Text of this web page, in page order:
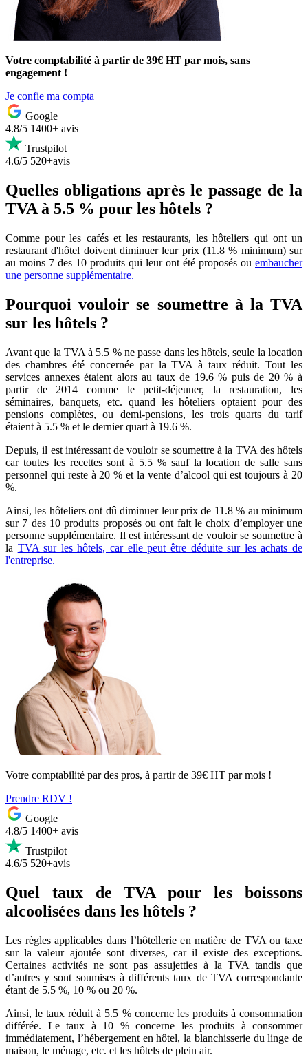
Votre comptabilité à partir de 39€ HT par mois, sans
engagement !
Je confie ma compta
Google
4.8/5 1400+ avis
Trustpilot
4.6/5 520+avis
Quelles obligations après le passage de la
TVA à 5.5 % pour les hôtels ?
Comme pour les cafés et les restaurants, les hôteliers qui ont un
restaurant d'hôtel doivent diminuer leur prix (11.8 % minimum) sur
au moins 7 des 10 produits qui leur ont été proposés ou embaucher
une personne supplémentaire.
Pourquoi vouloir se soumettre à la TVA
sur les hôtels ?
Avant que la TVA à 5.5 % ne passe dans les hôtels, seule la location
des chambres été concernée par la TVA à taux réduit. Tout les
services annexes étaient alors au taux de 19.6 % puis de 20 % à
partir de 2014 comme le petit-déjeuner, la restauration, les
séminaires, banquets, etc. quand les hôteliers optaient pour des
pensions complètes, ou demi-pensions, les trois quarts du tarif
étaient à 5.5 % et le dernier quart à 19.6 %.
Depuis, il est intéressant de vouloir se soumettre à la TVA des hôtels
car toutes les recettes sont à 5.5 % sauf la location de salle sans
personnel qui reste à 20 % et la vente d’alcool qui est toujours à 20
%.
Ainsi, les hôteliers ont dû diminuer leur prix de 11.8 % au minimum
sur 7 des 10 produits proposés ou ont fait le choix d’employer une
personne supplémentaire. Il est intéressant de vouloir se soumettre à
la TVA sur les hôtels, car elle peut être déduite sur les achats de
l'entreprise.
Votre comptabilité par des pros, à partir de 39€ HT par mois !
Prendre RDV !
Google
4.8/5 1400+ avis
Trustpilot
4.6/5 520+avis
Quel taux de TVA pour les boissons
alcoolisées dans les hôtels ?
Les règles applicables dans l’hôtellerie en matière de TVA ou taxe
sur la valeur ajoutée sont diverses, car il existe des exceptions.
Certaines activités ne sont pas assujetties à la TVA tandis que
d’autres y sont soumises à différents taux de TVA correspondante
étant de 5.5 %, 10 % ou 20 %.
Ainsi, le taux réduit à 5.5 % concerne les produits à consommation
différée. Le taux à 10 % concerne les produits à consommer
immédiatement, l’hébergement en hôtel, la blanchisserie du linge de
maison, le ménage, etc. et les hôtels de plein air.